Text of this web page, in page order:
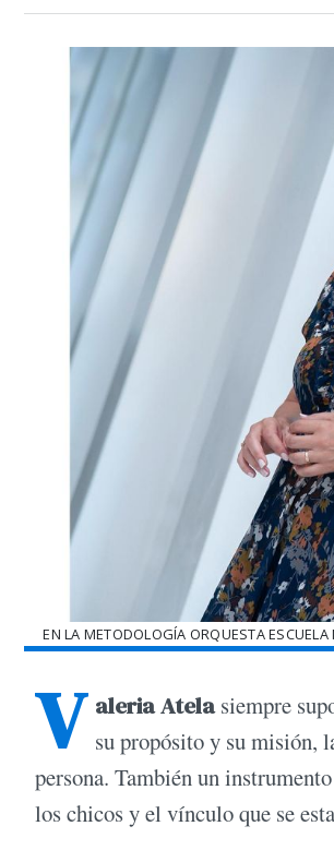
EN LA METODOLOGÍA ORQUESTA
V aleria Atelasiempre
su propósito y su misión,
persona. También un
los chicos y el vínculo que se